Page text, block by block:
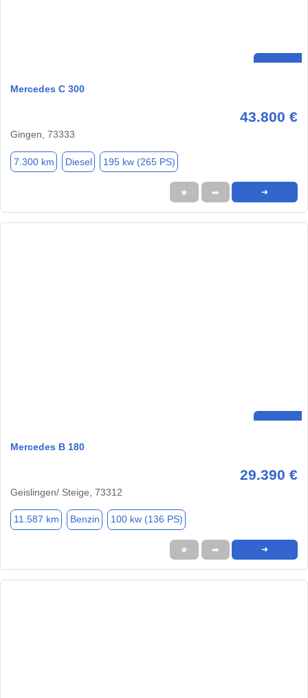
Mercedes C 300
43.800 €
Gingen, 73333
7.300 km Diesel 195 kw (265 PS)
★ ➦ ➜
Mercedes B 180
29.390 €
Geislingen/ Steige, 73312
11.587 km Benzin 100 kw (136 PS)
★ ➦ ➜